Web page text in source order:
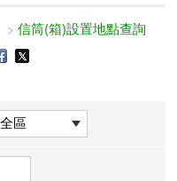
>信筒(箱)設置地點查詢